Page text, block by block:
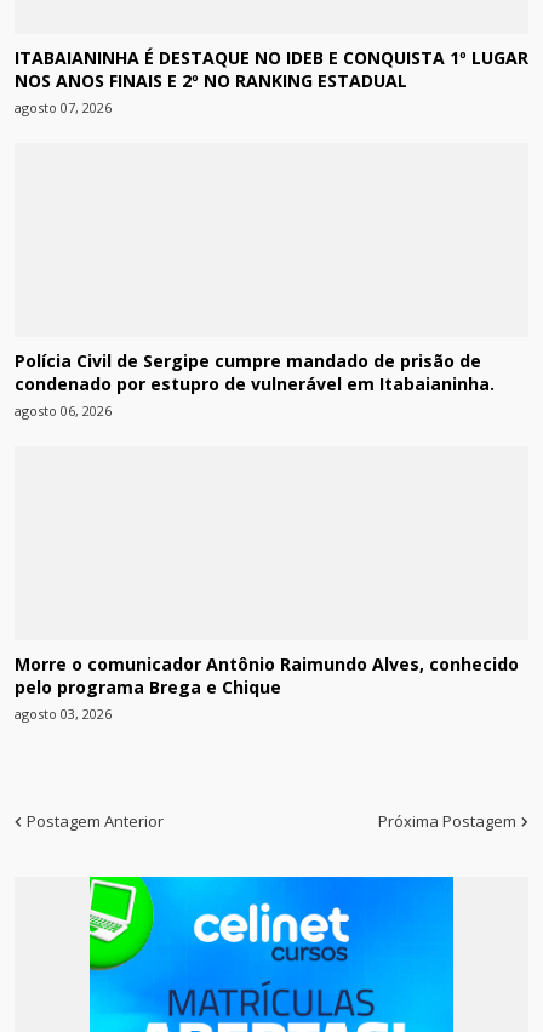
ITABAIANINHA É DESTAQUE NO IDEB E CONQUISTA 1º LUGAR
NOS ANOS FINAIS E 2º NO RANKING ESTADUAL
agosto 07, 2026
Polícia Civil de Sergipe cumpre mandado de prisão de
condenado por estupro de vulnerável em Itabaianinha.
agosto 06, 2026
Morre o comunicador Antônio Raimundo Alves, conhecido
pelo programa Brega e Chique
agosto 03, 2026
Postagem Anterior Próxima Postagem